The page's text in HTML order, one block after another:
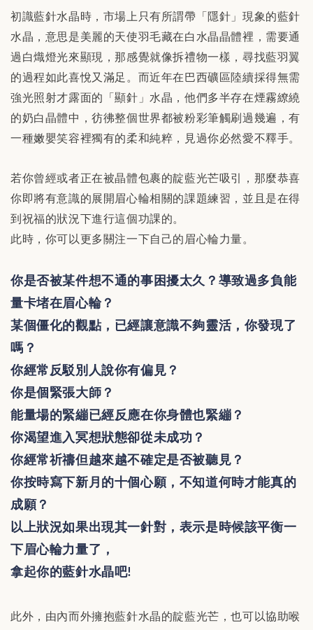
初識藍針水晶時，市場上只有所謂帶「隱針」現象的藍針
水晶，意思是美麗的天使羽毛藏在白水晶晶體裡，需要通
過白熾燈光來顯現，那感覺就像拆禮物一樣，尋找藍羽翼
的過程如此喜悅又滿足。而近年在巴西礦區陸續採得無需
強光照射才露面的「顯針」水晶，他們多半存在煙霧繚繞
的奶白晶體中，彷彿整個世界都被粉彩筆觸刷過幾遍，有
一種嫩嬰笑容裡獨有的柔和純粹，見過你必然愛不釋手。
若你曾經或者正在被晶體包裹的靛藍光芒吸引，那麼恭喜
你即將有意識的展開眉心輪相關的課題練習，並且是在得
到祝福的狀況下進行這個功課的。
此時，你可以更多關注一下自己的眉心輪力量。
你是否被某件想不通的事困擾太久？導致過多負能
量卡堵在眉心輪？
某個僵化的觀點，已經讓意識不夠靈活，你發現了
嗎？
你經常反駁別人說你有偏見？
你是個緊張大師？
能量場的緊繃已經反應在你身體也緊繃？
你渴望進入冥想狀態卻從未成功？
你經常祈禱但越來越不確定是否被聽見？
你按時寫下新月的十個心願，不知道何時才能真的
成願？
以上狀況如果出現其一針對，表示是時候該平衡一
下眉心輪力量了，
拿起你的藍針水晶吧!
此外，由內而外擁抱藍針水晶的靛藍光芒，也可以協助喉